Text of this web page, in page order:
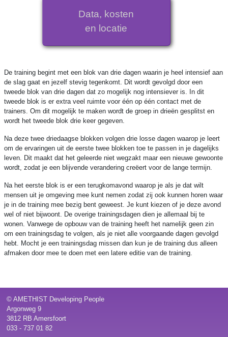
Data, kosten
en locatie
De training begint met een blok van drie dagen waarin je heel intensief aan
de slag gaat en jezelf stevig tegenkomt. Dit wordt gevolgd door een
tweede blok van drie dagen dat zo mogelijk nog intensiever is. In dit
tweede blok is er extra veel ruimte voor één op één contact met de
trainers. Om dit mogelijk te maken wordt de groep in drieën gesplitst en
wordt het tweede blok drie keer gegeven.
Na deze twee driedaagse blokken volgen drie losse dagen waarop je leert
om de ervaringen uit de eerste twee blokken toe te passen in je dagelijks
leven. Dit maakt dat het geleerde niet wegzakt maar een nieuwe gewoonte
wordt, zodat je een blijvende verandering creëert voor de lange termijn.
Na het eerste blok is er een terugkomavond waarop je als je dat wilt
mensen uit je omgeving mee kunt nemen zodat zij ook kunnen horen waar
je in de training mee bezig bent geweest. Je kunt kiezen of je deze avond
wel of niet bijwoont. De overige trainingsdagen dien je allemaal bij te
wonen. Vanwege de opbouw van de training heeft het namelijk geen zin
om een trainingsdag te volgen, als je niet alle voorgaande dagen gevolgd
hebt. Mocht je een trainingsdag missen dan kun je de training dus alleen
afmaken door mee te doen met een latere editie van de training.
© AMETHIST Developing People
Argonweg 9
3812 RB Amersfoort
033 - 737 01 82